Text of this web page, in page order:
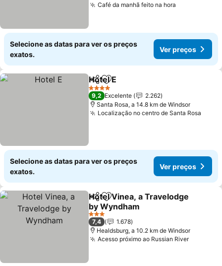
Café da manhã feito na hora
Selecione as datas para ver os preços
exatos.
Ver preços
PartilharAdicionar aos favoritos
Hotel E
4 Estrelas
9,2 Excelente
2.262
Santa Rosa, a 14.8 km de Windsor
Localização no centro de Santa Rosa
Selecione as datas para ver os preços
exatos.
Ver preços
PartilharAdicionar aos favoritos
Hotel Vinea, a Travelodge
by Wyndham
Ver preços
3 Estrelas
7,4
1.678
Healdsburg, a 10.2 km de Windsor
Acesso próximo ao Russian RiverVer